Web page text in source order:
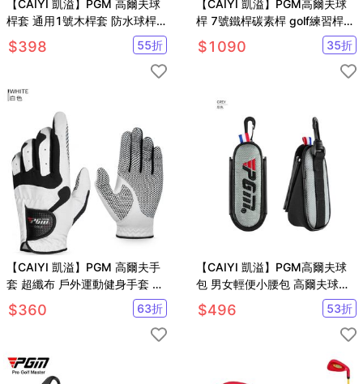
【CAIYI 凱溢】PGM 高爾夫球
桿套 通用1號木桿套 防水球桿
套 球頭帽套
$398 55折
【CAIYI 凱溢】PGM高爾夫球
桿 7號鐵桿碳素桿 golf練習桿
初學桿
$1090 35折
【CAIYI 凱溢】PGM 高爾夫手
套 超纖布 戶外運動健身手套 防
曬防滑耐磨運動手套
$360 63折
【CAIYI 凱溢】PGM高爾夫球
包 男女輕便小腰包 高爾夫球磁
吸腰包 迷你球包掛件
$496 53折